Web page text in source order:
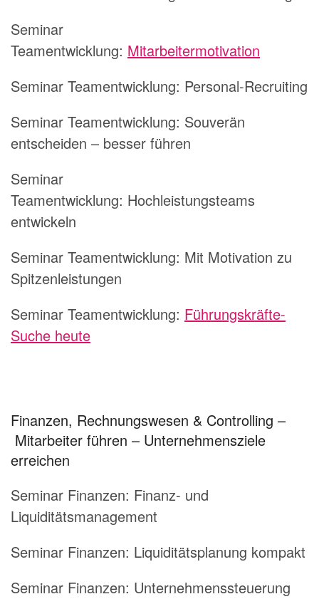
Seminar
Teamentwicklung: Mitarbeitermotivation
Seminar Teamentwicklung: Personal-Recruiting
Seminar Teamentwicklung: Souverän
entscheiden – besser führen
Seminar
Teamentwicklung: Hochleistungsteams
entwickeln
Seminar Teamentwicklung: Mit Motivation zu
Spitzenleistungen
Seminar Teamentwicklung: Führungskräfte-
Suche heute
Finanzen, Rechnungswesen & Controlling –
Mitarbeiter führen – Unternehmensziele
erreichen
Seminar Finanzen: Finanz- und
Liquiditätsmanagement
Seminar Finanzen: Liquiditätsplanung kompakt
Seminar Finanzen: Unternehmenssteuerung